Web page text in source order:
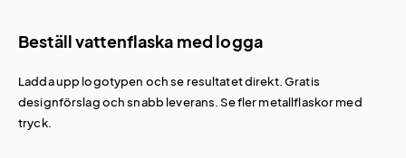
Beställ vattenflaska med logga
Ladda upp logotypen och se resultatet direkt. Gratis
designförslag och snabb leverans. Se flermetallflaskor med
tryck.